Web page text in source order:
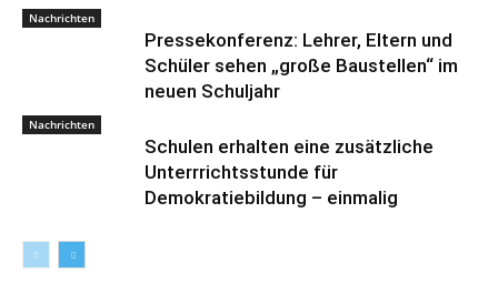
Nachrichten
Pressekonferenz: Lehrer, Eltern und
Schüler sehen „große Baustellen“ im
neuen Schuljahr
Nachrichten
Schulen erhalten eine zusätzliche
Unterrrichtsstunde für
Demokratiebildung – einmalig